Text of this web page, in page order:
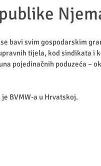
bavi svim gospodarskim
tijela, kod sindikata i
pojedinačnih poduzeća –
BVMW-a u Hrvatskoj.